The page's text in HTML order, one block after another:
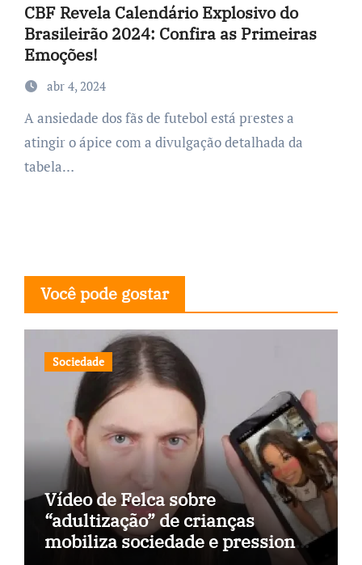
CBF Revela Calendário Explosivo do
Brasileirão 2024: Confira as Primeiras
Emoções!
abr 4, 2024
A ansiedade dos fãs de futebol está prestes a
atingir o ápice com a divulgação detalhada da
tabela…
Você pode gostar
Sociedade
Vídeo de Felca sobre
“adultização” de crianças
mobiliza sociedade e pressiona